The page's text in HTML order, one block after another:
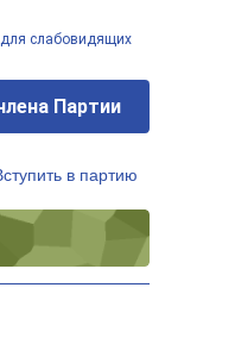
для слабовидящих
Партии
в партию